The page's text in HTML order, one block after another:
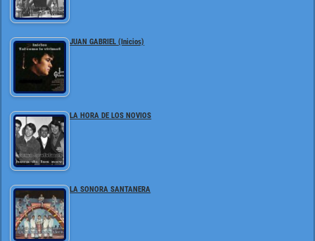
JUAN GABRIEL (Inicios)
LA HORA DE LOS NOVIOS
LA SONORA SANTANERA